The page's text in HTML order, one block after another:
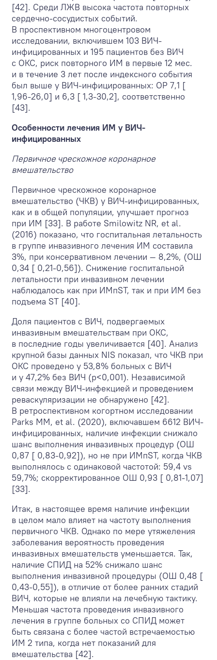
[42]. Среди ЛЖВ высока частота повторных
сердечно-сосудистых событий.
В проспективном многоцентровом
исследовании, включившем 103 ВИЧ-
инфицированных и 195 пациентов без ВИЧ
с ОКС, риск повторного ИМ в первые 12 мес.
и в течение 3 лет после индексного события
был выше у ВИЧ-инфицированных: ОР 7,1 [
1,96-26,0] и 6,3 [ 1,3-30,2], соответственно
[43].
Особенности лечения ИМ у ВИЧ-
инфицированных
Первичное чрескожное коронарное
вмешательство
Первичное чрескожное коронарное
вмешательство (ЧКВ) у ВИЧ-инфицированных,
как и в общей популяции, улучшает прогноз
при ИМ [33]. В работе Smilowitz NR, et al.
(2016) показано, что госпитальная летальность
в группе инвазивного лечения ИМ составила
3%, при консервативном лечении — 8,2%, (ОШ
0,34 [ 0,21-0,56]). Снижение госпитальной
летальности при инвазивном лечении
наблюдалось как при ИМпST, так и при ИМ без
подъема ST [40].
Доля пациентов с ВИЧ, подвергаемых
инвазивным вмешательствам при ОКС,
в последние годы увеличивается [40]. Анализ
крупной базы данных NIS показал, что ЧКВ при
ОКС проведено у 53,8% больных с ВИЧ
и у 47,2% без ВИЧ (р<0,001). Независимой
связи между ВИЧ-инфекцией и проведением
реваскуляризации не обнаружено [42].
В ретроспективном когортном исследовании
Parks MM, et al. (2020), включавшем 6612 ВИЧ-
инфицированных, наличие инфекции снижало
шанс выполнения инвазивных процедур (ОШ
0,87 [ 0,83-0,92]), но не при ИМпST, когда ЧКВ
выполнялось с одинаковой частотой: 59,4 vs
59,7%; скорректированное ОШ 0,93 [ 0,81-1,07]
[33].
Итак, в настоящее время наличие инфекции
в целом мало влияет на частоту выполнения
первичного ЧКВ. Однако по мере утяжеления
заболевания вероятность проведения
инвазивных вмешательств уменьшается. Так,
наличие СПИД на 52% снижало шанс
выполнения инвазивной процедуры (ОШ 0,48 [
0,43-0,55]), в отличие от более ранних стадий
ВИЧ, которые не влияли на лечебную тактику.
Меньшая частота проведения инвазивного
лечения в группе больных со СПИД может
быть связана с более частой встречаемостью
ИМ 2 типа, когда нет показаний для
вмешательства [42].